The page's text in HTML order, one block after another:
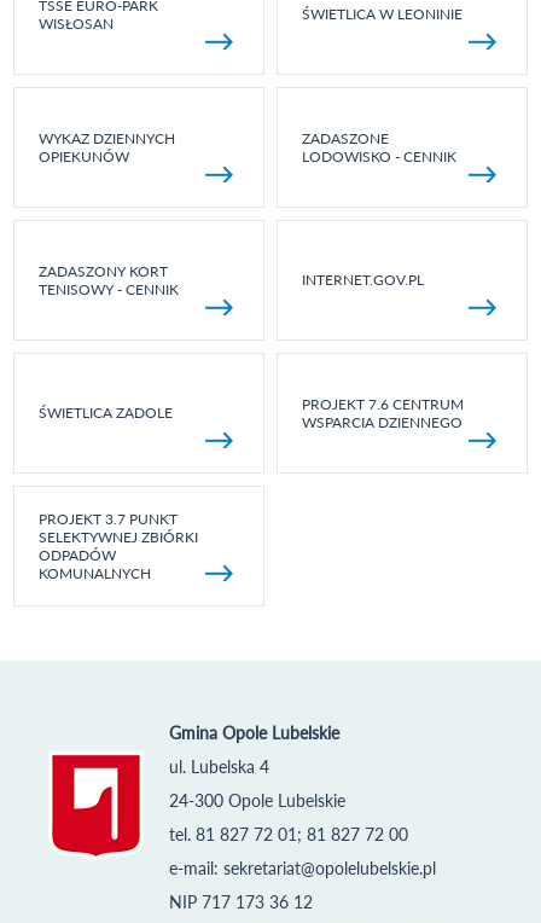
TSSE EURO-PARK
WISŁOSAN
ŚWIETLICA W LEONINIE
WYKAZ DZIENNYCH
OPIEKUNÓW
ZADASZONE
LODOWISKO - CENNIK
ZADASZONY KORT
TENISOWY - CENNIK
INTERNET.GOV.PL
ŚWIETLICA ZADOLE
PROJEKT 7.6 CENTRUM
WSPARCIA DZIENNEGO
PROJEKT 3.7 PUNKT
SELEKTYWNEJ ZBIÓRKI
ODPADÓW
KOMUNALNYCH
Gmina Opole Lubelskie
ul. Lubelska 4
24-300 Opole Lubelskie
tel. 81 827 72 01; 81 827 72 00
e-mail: sekretariat@opolelubelskie.pl
NIP 717 173 36 12